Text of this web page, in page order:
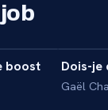
boost
Dois-je
Gaël